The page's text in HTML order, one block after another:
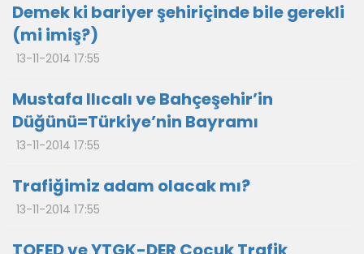
Demek ki bariyer şehiriçinde bile gerekli
(mi imiş?)
13-11-2014 17:55
Mustafa Ilıcalı ve Bahçeşehir’in
Düğünü=Türkiye’nin Bayramı
13-11-2014 17:55
Trafiğimiz adam olacak mı?
13-11-2014 17:55